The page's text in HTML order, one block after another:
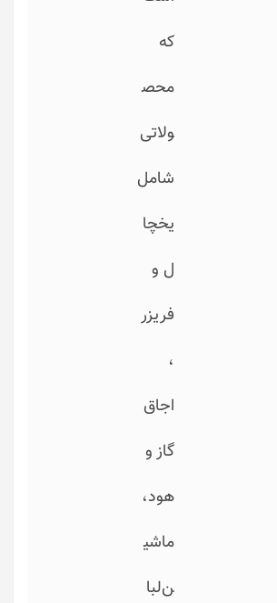
که
محص
ولاتی
شامل
یخچا
ل و
فریزر
،
اجاق
گاز و
هود،
ماشی
ن‌لبا